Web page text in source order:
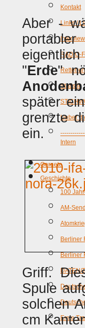
Kontakt
Links /
RADIO-
Rettet-
Statistik
Ueber
Intern
Geraete
Geschichte
100
AM-
Berliner
Berliner
DATEN/
Erste
Aber -
"Erde"
später
grenzte
ein.
Griff.
Spule
solchen
cm